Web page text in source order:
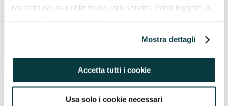
raccolto dal suo utilizzo dei loro servizi. Potrà leggere la
Mostra dettagli
Accetta tutti i cookie
Usa solo i cookie necessari
Integratori e dichiaro di aver letto l’informativa sullaPrivacy .